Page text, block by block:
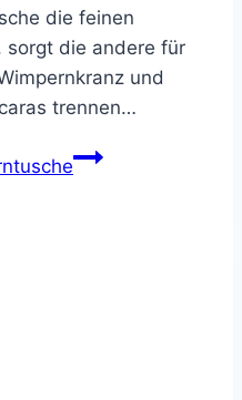
die feinen
sorgt die andere für
und
trennen…